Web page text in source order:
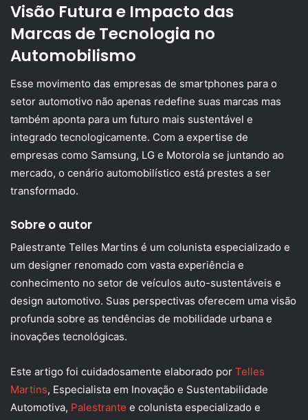
Visão Futura e Impacto das
Marcas de Tecnologia no
Automobilismo
Esse movimento das empresas de smartphones para o
setor automotivo não apenas redefine suas marcas mas
também aponta para um futuro mais sustentável e
integrado tecnologicamente. Com a expertise de
empresas como Samsung, LG e Motorola se juntando ao
mercado, o cenário automobilístico está prestes a ser
transformado.
Sobre o autor
Palestrante Telles Martins é um colunista especializado e
um designer renomado com vasta experiência e
conhecimento no setor de veículos auto-sustentáveis e
design automotivo. Suas perspectivas oferecem uma visão
profunda sobre as tendências de mobilidade urbana e
inovações tecnológicas.
Este artigo foi cuidadosamente elaborado por Telles
Martins, Especialista em Inovação e Sustentabilidade
Automotiva, Palestrante e colunista especializado e